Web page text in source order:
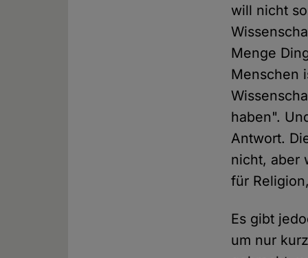
will nicht
Menge
Menschen
haben".
Antwort.
nicht, aber
für
Es gibt
um nur